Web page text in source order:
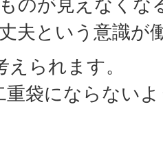
夫という意識が
られます。
重袋にならない